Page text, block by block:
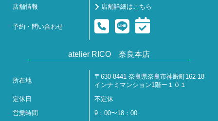
店舗情報 店舗詳細はこちら
予約・問い合わせ
atelier RICO 奈良本店
所在地
〒630-8441 奈良県奈良市神殿町162-18
インナミマンション1階ー１０１
定休日 不定休
営業時間 9：00〜18：00